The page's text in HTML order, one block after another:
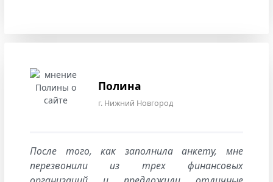
Полина
г. Нижний Новгород
После того, как заполнила анкету, мне
перезвонили из трех финансовых